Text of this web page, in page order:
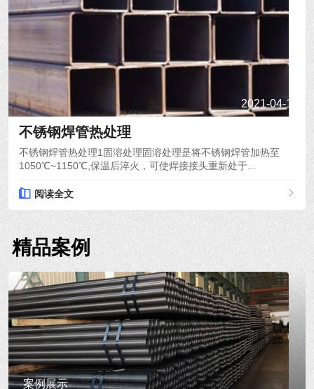
2021-04-19
不锈钢焊管热处理
不锈钢焊管热处理1固溶处理固溶处理是将不锈钢焊管加热至
1050℃~1150℃,保温后淬火，可使焊接接头重新处于...
阅读全文
精品案例
案例展示